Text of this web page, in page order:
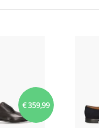
€ 359,99